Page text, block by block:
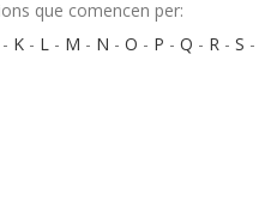
que comencen per:
- K - L - M - N - O - P - Q - R - S -